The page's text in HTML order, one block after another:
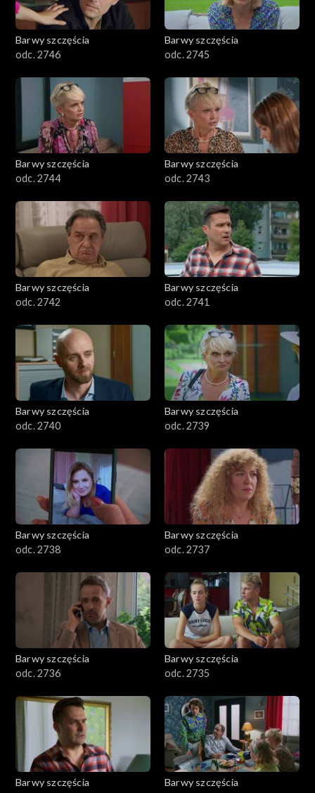
Barwy szczęścia
odc. 2746
Barwy szczęścia
odc. 2745
Barwy szczęścia
odc. 2744
Barwy szczęścia
odc. 2743
Barwy szczęścia
odc. 2742
Barwy szczęścia
odc. 2741
Barwy szczęścia
odc. 2740
Barwy szczęścia
odc. 2739
Barwy szczęścia
odc. 2738
Barwy szczęścia
odc. 2737
Barwy szczęścia
odc. 2736
Barwy szczęścia
odc. 2735
Barwy szczęścia
Barwy szczęścia